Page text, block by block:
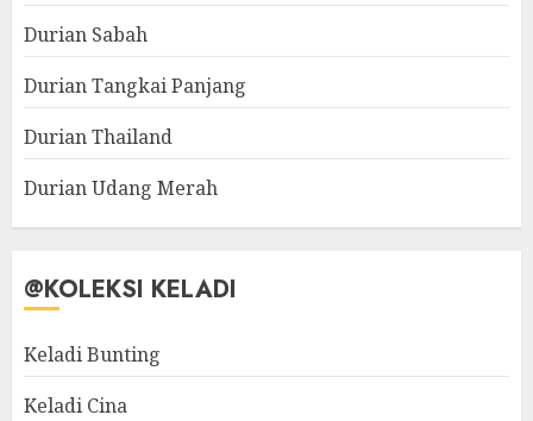
Durian Sabah
Durian Tangkai Panjang
Durian Thailand
Durian Udang Merah
@KOLEKSI KELADI
Keladi Bunting
Keladi Cina